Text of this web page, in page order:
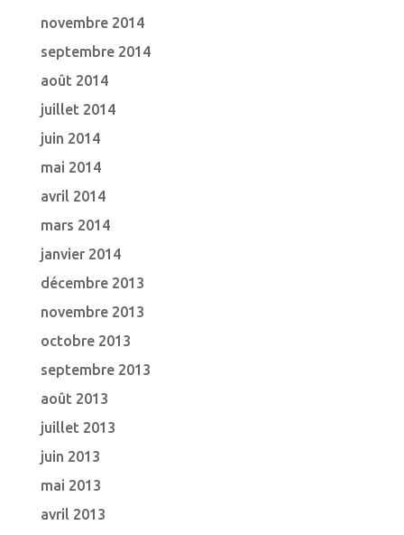
novembre 2014
septembre 2014
août 2014
juillet 2014
juin 2014
mai 2014
avril 2014
mars 2014
janvier 2014
décembre 2013
novembre 2013
octobre 2013
septembre 2013
août 2013
juillet 2013
juin 2013
mai 2013
avril 2013